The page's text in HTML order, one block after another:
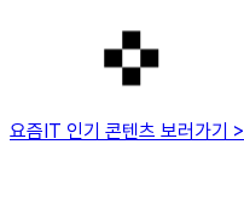
요즘IT 인기 콘텐츠 보러가기 >